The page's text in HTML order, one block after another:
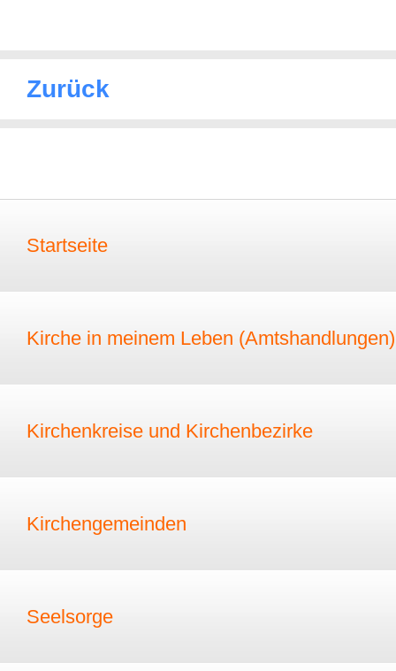
Zurück
Startseite
Kirche in meinem Leben (Amtshandlungen)
Kirchenkreise und Kirchenbezirke
Kirchengemeinden
Seelsorge